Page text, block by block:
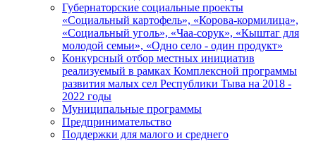
Губернаторские социальные проекты
«Социальный картофель», «Корова-кормилица»,
«Социальный уголь», «Чаа-сорук», «Кыштаг для
молодой семьи», «Одно село - один продукт»
Конкурсный отбор местных инициатив
реализуемый в рамках Комплексной программы
развития малых сел Республики Тыва на 2018 -
2022 годы
Муниципальные программы
Предпринимательство
Поддержки для малого и среднего